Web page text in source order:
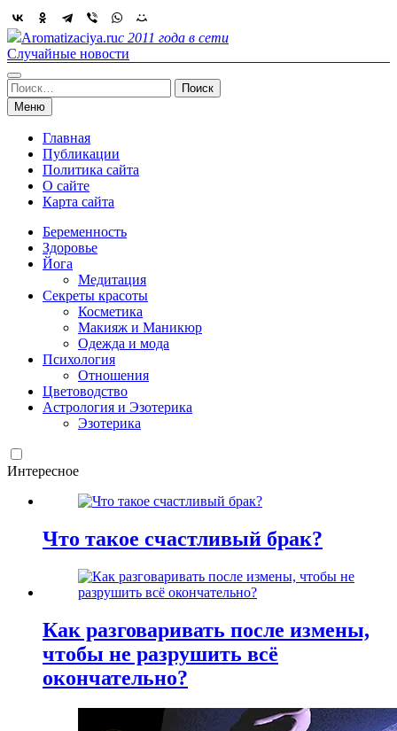
Skip
to
content
Aromatizaciya.ruс 2011 года в сети
Случайные новости
Найти:
Меню
Главная
Публикации
Политика сайта
О сайте
Карта сайта
Беременность
Здоровье
Йога
Медитация
Секреты красоты
Косметика
Макияж и Маникюр
Одежда и мода
Психология
Отношения
Цветоводство
Астрология и Эзотерика
Эзотерика
Интересное
Что такое счастливый брак?
Как разговаривать после измены,
чтобы не разрушить всё
окончательно?